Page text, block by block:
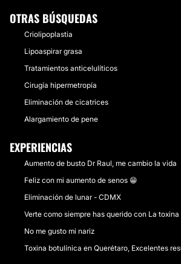
OTRAS BÚSQUEDAS
Criolipoplastia
Lipoaspirar grasa
Tratamientos anticelulíticos
Cirugía hipermetropía
Eliminación de cicatrices
Alargamiento de pene
EXPERIENCIAS
Aumento de busto Dr Raul, me cambio la vida
Feliz con mi aumento de senos 😁
Eliminación de lunar - CDMX
Verte como siempre has querido con La
No me gusto mi nariz
Toxina botulínica en Querétaro, Excelentes